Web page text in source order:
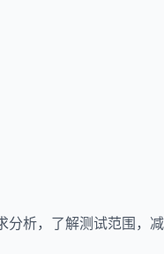
析，了解测试范围，